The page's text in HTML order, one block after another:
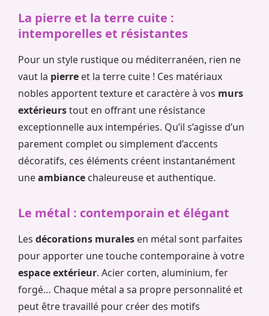
La pierre et la terre cuite :
intemporelles et résistantes
Pour un style rustique ou méditerranéen, rien ne
vaut la pierre et la terre cuite ! Ces matériaux
nobles apportent texture et caractère à vos murs
extérieurstout en offrant une résistance
exceptionnelle aux intempéries. Qu’il s’agisse d’un
parement complet ou simplement d’accents
décoratifs, ces éléments créent instantanément
uneambiance chaleureuse et authentique.
Le métal : contemporain et élégant
Les décorations murales en métal sont parfaites
pour apporter une touche contemporaine à votre
espace extérieur. Acier corten, aluminium, fer
forgé… Chaque métal a sa propre personnalité et
peut être travaillé pour créer des motifs